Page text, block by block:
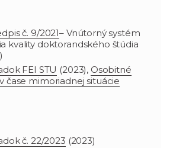
č. 9/2021– Vnútorný systém
kvality doktorandského štúdia
FEI STU (2023), Osobitné
čase mimoriadnej situácie
č. 22/2023 (2023)